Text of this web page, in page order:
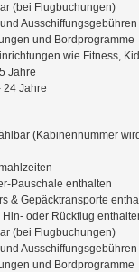
(bei Flugbuchungen)
Ausschiffungsgebühren
und Bordprogramme
wie Fitness,
Jahre
24 Jahre
(Kabinennummer
Pauschale enthalten
& Gepäcktransporte
oder Rückflug
(bei Flugbuchungen)
Ausschiffungsgebühren
und Bordprogramme